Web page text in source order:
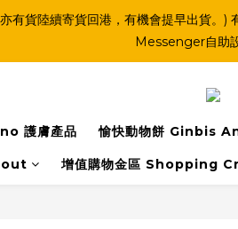
貨陸續寄貨回港，有機會提早出貨
Messenger自助
護膚產品 愉快動物餅 Ginbis
增值購物金區 Shopping